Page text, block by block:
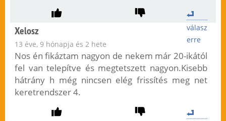
válasz
erre
Xelosz
13 éve, 9 hónapja és 2 hete
Nos én fikáztam nagyon de nekem már 20-ikától
fel van telepítve és megtetszett nagyon.Kisebb
hátrány h még nincsen elég frissítés meg net
keretrendszer 4.